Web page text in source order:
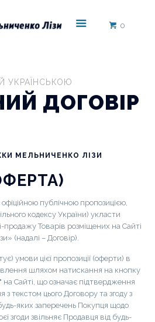
0
УКРАЇНСЬКОЮ
ДОГОВІР
МЕЛЬНИЧЕНКО ЛІЗИ
публічною пропозицією,
кодексу України) укласти
продажу Товарів розміщених на Сайті
(надалі – Договір).
умови цієї пропозиції (оферти) в
шляхом натискання на кнопку
Сайті, що означає підтвердження
текстом цього Договору та згоду з
яких заперечень Покупця щодо
згоди звільняє Продавця від будь-